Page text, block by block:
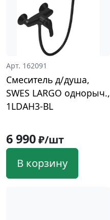
Арт. 162091
Смеситель д/душа,
SWES LARGO однорыч.,
1LDAH3-BL
6 990₽/шт
В корзину